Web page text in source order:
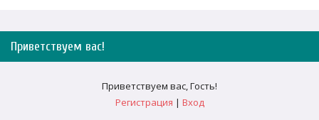
Приветствуем вас!
Приветствуем вас,Гость!
Регистрация | Вход